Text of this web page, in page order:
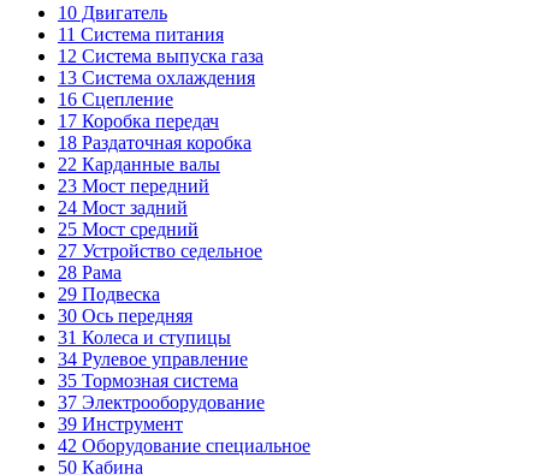
10 Двигатель
11 Система питания
12 Система выпуска газа
13 Система охлаждения
16 Сцепление
17 Коробка передач
18 Раздаточная коробка
22 Карданные валы
23 Мост передний
24 Мост задний
25 Мост средний
27 Устройство седельное
28 Рама
29 Подвеска
30 Ось передняя
31 Колеса и ступицы
34 Рулевое управление
35 Тормозная система
37 Электрооборудование
39 Инструмент
42 Оборудование специальное
50 Кабина